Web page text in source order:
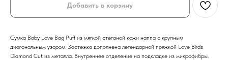
Добавить в корзину
Сумка Baby Love Bag Puff из мягкой стеганой кожи наппа с крупным
диагональным узором. Застежка дополнена легендарной пряжкой Love Birds
Diamond Cut из металла. Внутреннее отделение на подкладке из микрофибры.